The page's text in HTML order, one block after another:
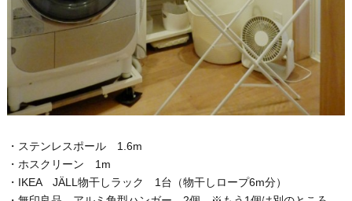
・ステンレスポール 1.6m
・ホスクリーン 1m
・IKEA JÄLL物干しラック 1台（物干しロープ6m分）